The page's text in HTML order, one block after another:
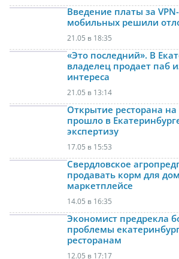
Введение платы за
мобильных решили
21.05 в 18:35
«Это последний». В
владелец продает паб
интереса
21.05 в 13:14
Открытие ресторана
прошло в
экспертизу
17.05 в 15:53
Свердловское
продавать корм для
маркетплейсе
14.05 в 16:35
Экономист предрекла
проблемы
ресторанам
12.05 в 17:17